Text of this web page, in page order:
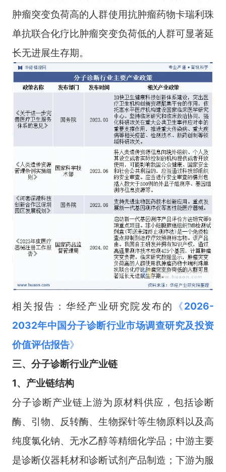
肿瘤突变负荷高的人群使用抗肿瘤药物卡瑞利珠
单抗联合化疗比肿瘤突变负荷低的人群可显著延
长无进展生存期。
相关报告：华经产业研究院发布的 《2026-
2032年中国分子诊断行业市场调查研究及投资
价值评估报告》
三、 分子诊断行业产业链
1、产业链结构
分子诊断产业链上游为原材料供应，包括诊断
酶、引物、反转酶、生物探针等生物原料以及高
纯度氯化钠、无水乙醇等精细化学品；中游主要
是诊断仪器耗材和诊断试剂产品制造；下游为服